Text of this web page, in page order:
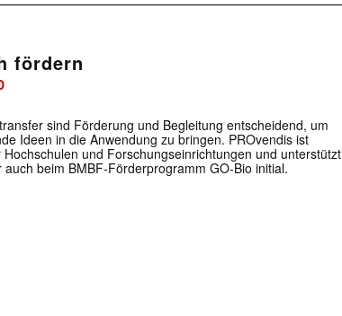
fördern
sind Förderung und Begleitung entscheidend, um
Ideen in die Anwendung zu bringen. PROvendis ist
Hochschulen und Forschungseinrichtungen und unterstützt
auch beim BMBF-Förderprogramm GO-Bio initial.